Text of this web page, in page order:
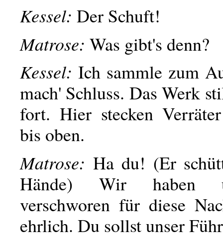
Kessel: Der Schuft!
Matrose: Was gibt's denn?
Kessel: Ich sammle zum
mach' Schluss. Das Werk
fort. Hier stecken
bis oben.
Matrose: Ha du! (Er
Hände) Wir haben
verschworen für diese
ehrlich. Du sollst unser